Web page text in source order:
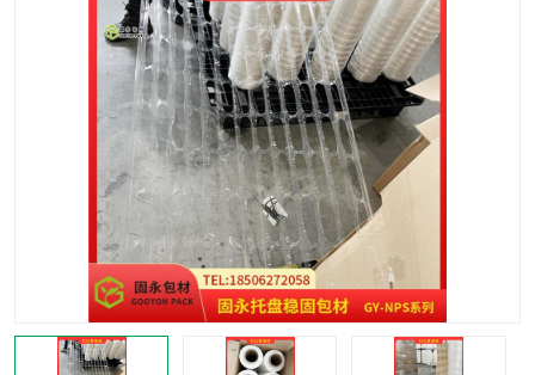
充气袋
缠绕膜
托盘裹包网兜
托盘捆绑带